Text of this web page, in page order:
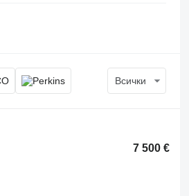
Всички
7 500 €